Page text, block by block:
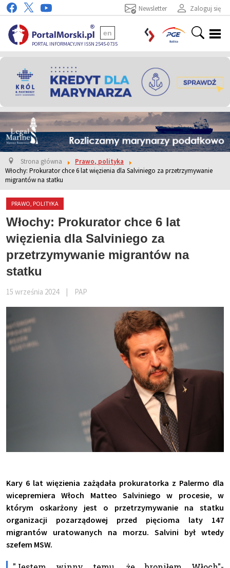
Zaloguj się
Newsletter
PORTAL INFORMACYJNY ISSN 2545-0735
en
Strona główna
Prawo, polityka
Włochy: Prokurator chce 6 lat więzienia dla Salviniego za przetrzymywanie
migrantów na statku
PRAWO, POLITYKA
Włochy: Prokurator chce 6 lat
więzienia dla Salviniego za
przetrzymywanie migrantów na
statku
15 września 2024 PAP
Kary 6 lat więzienia zażądała prokuratorka z Palermo dla
wicepremiera Włoch Matteo Salviniego w procesie, w
którym oskarżony jest o przetrzymywanie na statku
organizacji pozarządowej przed pięcioma laty 147
migrantów uratowanych na morzu. Salvini był wtedy
szefem MSW.